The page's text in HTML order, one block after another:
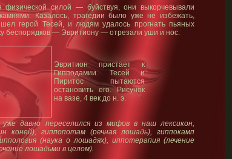
силой — буйствуя, они выкорчевывали
Казалось, трагедии было уже не избежать,
герой Тесей, и людям удалось прогнать пьяных
беспорядков — Эвритиону — отрезали уши и нос.
Эвритион пристает к
Гипподамии. Тесей и
Пиритос пытаются
остановить его. Рисунок
на вазе, 4 век до н. э.
уже давно переселился из мифов в наш лексикон,
коней), гиппопотам (речная лошадь), гиппокамп
(наука о лошадях), иппотерапия (лечение
лошадьми в целом).